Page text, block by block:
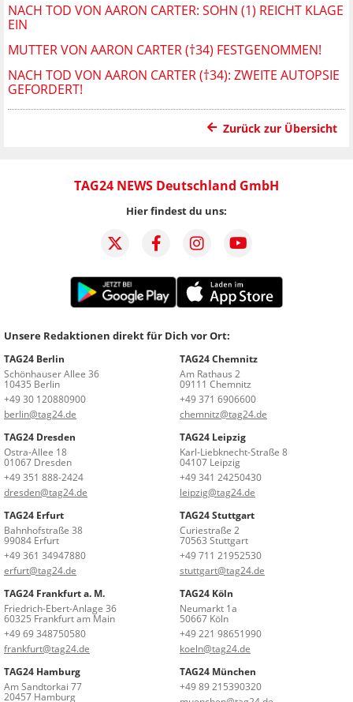
NACH TOD VON AARON CARTER: SOHN (1) REICHT KLAGE
EIN
MUTTER VON AARON CARTER (†34) FESTGENOMMEN!
NACH TOD VON AARON CARTER (†34): ZWEITE AUTOPSIE
GEFORDERT!
Zurück zur Übersicht
TAG24 NEWS Deutschland GmbH
Hier findest du uns:
Unsere Redaktionen direkt für Dich vor Ort:
TAG24 Berlin
Schönhauser Allee 36
10435 Berlin
+49 30 120880900
berlin@tag24.de
TAG24 Chemnitz
Am Rathaus 2
09111 Chemnitz
+49 371 6906600
chemnitz@tag24.de
TAG24 Dresden
Ostra-Allee 18
01067 Dresden
+49 351 888-2424
dresden@tag24.de
TAG24 Leipzig
Karl-Liebknecht-Straße 8
04107 Leipzig
+49 341 24250430
leipzig@tag24.de
TAG24 Erfurt
Bahnhofstraße 38
99084 Erfurt
+49 361 34947880
erfurt@tag24.de
TAG24 Stuttgart
Curiestraße 2
70563 Stuttgart
+49 711 21952530
stuttgart@tag24.de
TAG24 Frankfurt a. M.
Friedrich-Ebert-Anlage 36
60325 Frankfurt am Main
+49 69 348750580
frankfurt@tag24.de
TAG24 Köln
Neumarkt 1a
50667 Köln
+49 221 98651990
koeln@tag24.de
TAG24 Hamburg
Am Sandtorkai 77
20457 Hamburg
TAG24 München
+49 89 215390320